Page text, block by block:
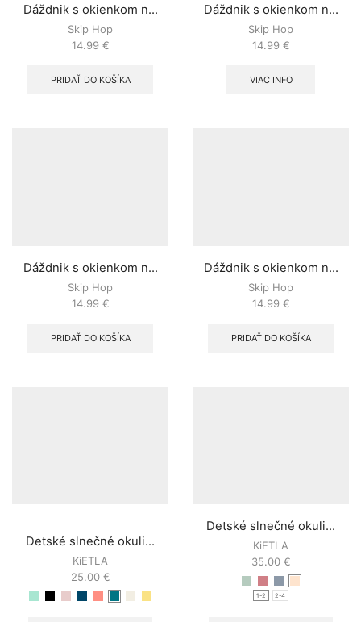
Dáždnik s okienkom n...
Skip Hop
14.99 €
PRIDAŤ DO KOŠÍKA
Dáždnik s okienkom n...
Skip Hop
14.99 €
VIAC INFO
Dáždnik s okienkom n...
Skip Hop
14.99 €
PRIDAŤ DO KOŠÍKA
Dáždnik s okienkom n...
Skip Hop
14.99 €
PRIDAŤ DO KOŠÍKA
Detské slnečné okuli...
KiETLA
25.00 €
Detské slnečné okuli...
KiETLA
35.00 €
1-2 2-4